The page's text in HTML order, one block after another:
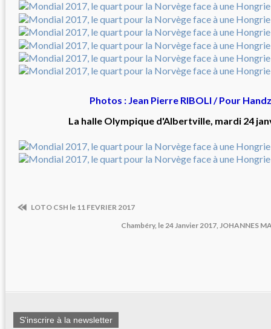
Photos : Jean Pierre RIBOLI / Pour
La halle Olympique d'Albertville, mardi 24
LOTO CSH le 11 FEVRIER 2017
Chambéry, le 24 Janvier 2017, JOHANNES
S'inscrire à la newsletter